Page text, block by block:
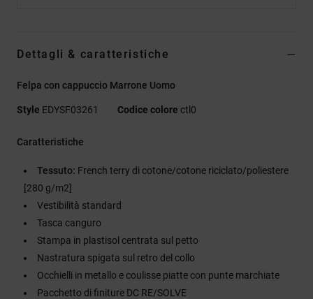
Dettagli & caratteristiche
Felpa con cappuccio Marrone Uomo
Style EDYSF03261 Codice colore ctl0
Caratteristiche
Tessuto: French terry di cotone/cotone riciclato/poliestere
[280 g/m2]
Vestibilità standard
Tasca canguro
Stampa in plastisol centrata sul petto
Nastratura spigata sul retro del collo
Occhielli in metallo e coulisse piatte con punte marchiate
Pacchetto di finiture DC RE/SOLVE